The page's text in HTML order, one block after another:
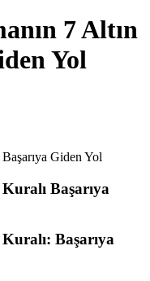
7 Altın
Yol
Başarıya
Başarıya